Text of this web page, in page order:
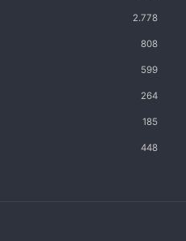
2.778
808
599
264
185
448